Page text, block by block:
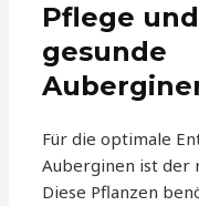
Pflege
gesunde
Für die optimale
Auberginen ist der
Diese Pflanzen